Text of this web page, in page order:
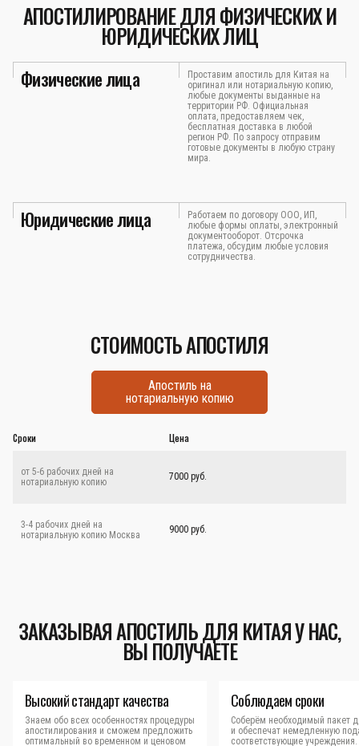
АПОСТИЛИРОВАНИЕ ДЛЯ ФИЗИЧЕСКИХ И
ЮРИДИЧЕСКИХ ЛИЦ
Физические лица
Проставим апостиль для Китая на
оригинал или нотариальную копию,
любые документы выданные на
территории РФ. Официальная
оплата, предоставляем чек,
бесплатная доставка в любой
регион РФ. По запросу отправим
готовые документы в любую страну
мира.
Юридические лица
Работаем по договору ООО, ИП,
любые формы оплаты, электронный
документооборот. Отсрочка
платежа, обсудим любые условия
сотрудничества.
СТОИМОСТЬ АПОСТИЛЯ
Апостиль на
нотариальную копию
Сроки Цена
от 5-6 рабочих дней на
нотариальную копию
7000 руб.
3-4 рабочих дней на
нотариальную копию Москва
9000 руб.
ЗАКАЗЫВАЯ АПОСТИЛЬ ДЛЯ КИТАЯ У НАС,
ВЫ ПОЛУЧАЕТЕ
Высокий стандарт качества
Знаем обо всех особенностях процедуры
апостилирования и сможем предложить
оптимальный во временном и ценовом
Соблюдаем сроки
Соберём необходимый пакет
и обеспечат немедленную
соответствующие